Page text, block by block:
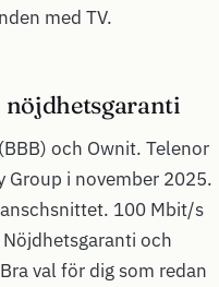
med TV.
och Ownit. Telenor
i november 2025.
100 Mbit/s
och
val för dig som redan